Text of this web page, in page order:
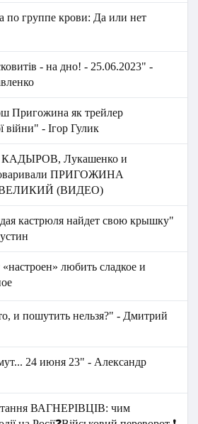
по группе крови: Да или нет
- на дно! - 25.06.2023" -
Пригожина як трейлер
війни" - Ігор Гулик
КАДЫРОВ, Лукашенко и
ПРИГОЖИНА
ВЕЛИКИЙ (ВИДЕО)
кастрюля найдет свою крышку"
любить сладкое и
и пошутить нельзя?" - Дмитрий
24 июня 23" - Александр
ВАГНЕРІВЦІВ: чим